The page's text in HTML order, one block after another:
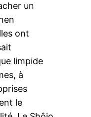
un
ont
limpide
à
le